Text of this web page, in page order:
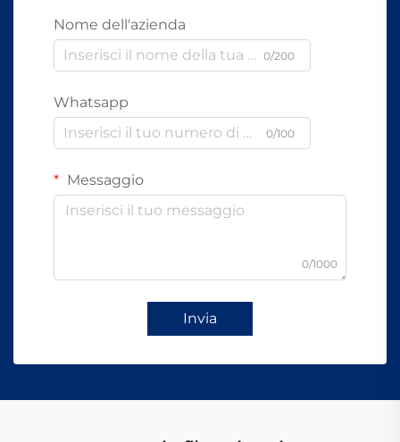
Nome dell'azienda
0/200
Whatsapp
0/100
Messaggio
0/1000
Invia